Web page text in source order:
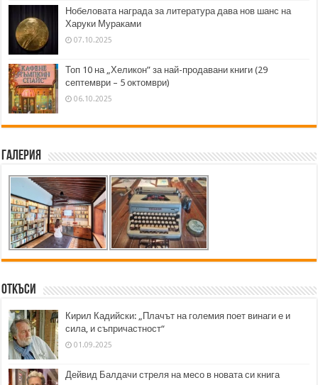
Нобеловата награда за литература дава нов шанс на
Харуки Мураками
07.10.2025
Топ 10 на „Хеликон” за най-продавани книги (29
септември – 5 октомври)
06.10.2025
Галерия
Откъси
Кирил Кадийски: „Плачът на големия поет винаги е и
сила, и съпричастност“
01.09.2025
Дейвид Балдачи стреля на месо в новата си книга